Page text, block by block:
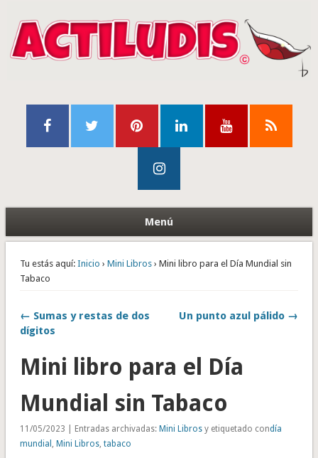
Menú
Tu estás aquí: Inicio › Mini Libros› Mini libro para el Día Mundial sin
Tabaco
← Sumas y restas de dos
dígitos
Un punto azul pálido →
Mini libro para el Día
Mundial sin Tabaco
11/05/2023 | Entradas archivadas: Mini Librosy etiquetado condía
mundial , Mini Libros, tabaco